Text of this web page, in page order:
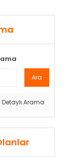
Ara
Detaylı Arama